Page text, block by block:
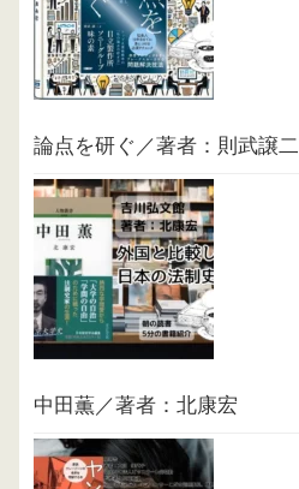
論点を研ぐ／著者：則武譲二
中田薫／著者：北康宏